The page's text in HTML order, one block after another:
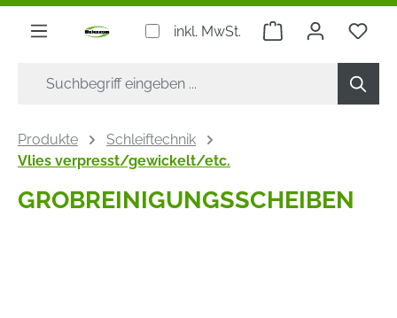
springen
inkl. MwSt. Warenkorb
Produkte
Schleiftechnik
Vlies verpresst/gewickelt/etc.
GROBREINIGUNGSSCHEIBEN